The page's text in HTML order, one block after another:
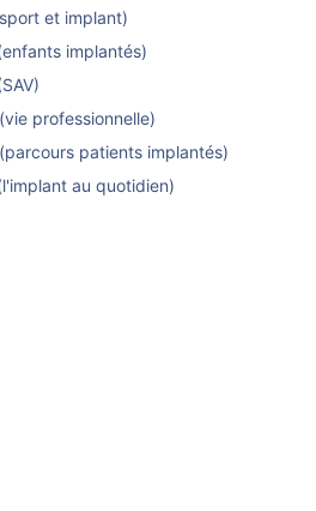
et implant)
implantés)
professionnelle)
patients implantés)
au quotidien)